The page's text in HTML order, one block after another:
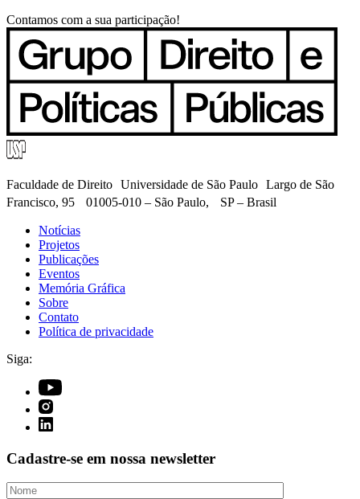
Contamos com a sua participação!
Faculdade de Direito Universidade de São Paulo Largo de São
Francisco, 95 01005-010 – São Paulo, SP – Brasil
Notícias
Projetos
Publicações
Eventos
Memória Gráfica
Sobre
Contato
Política de privacidade
Siga:
Cadastre-se em nossa newsletter